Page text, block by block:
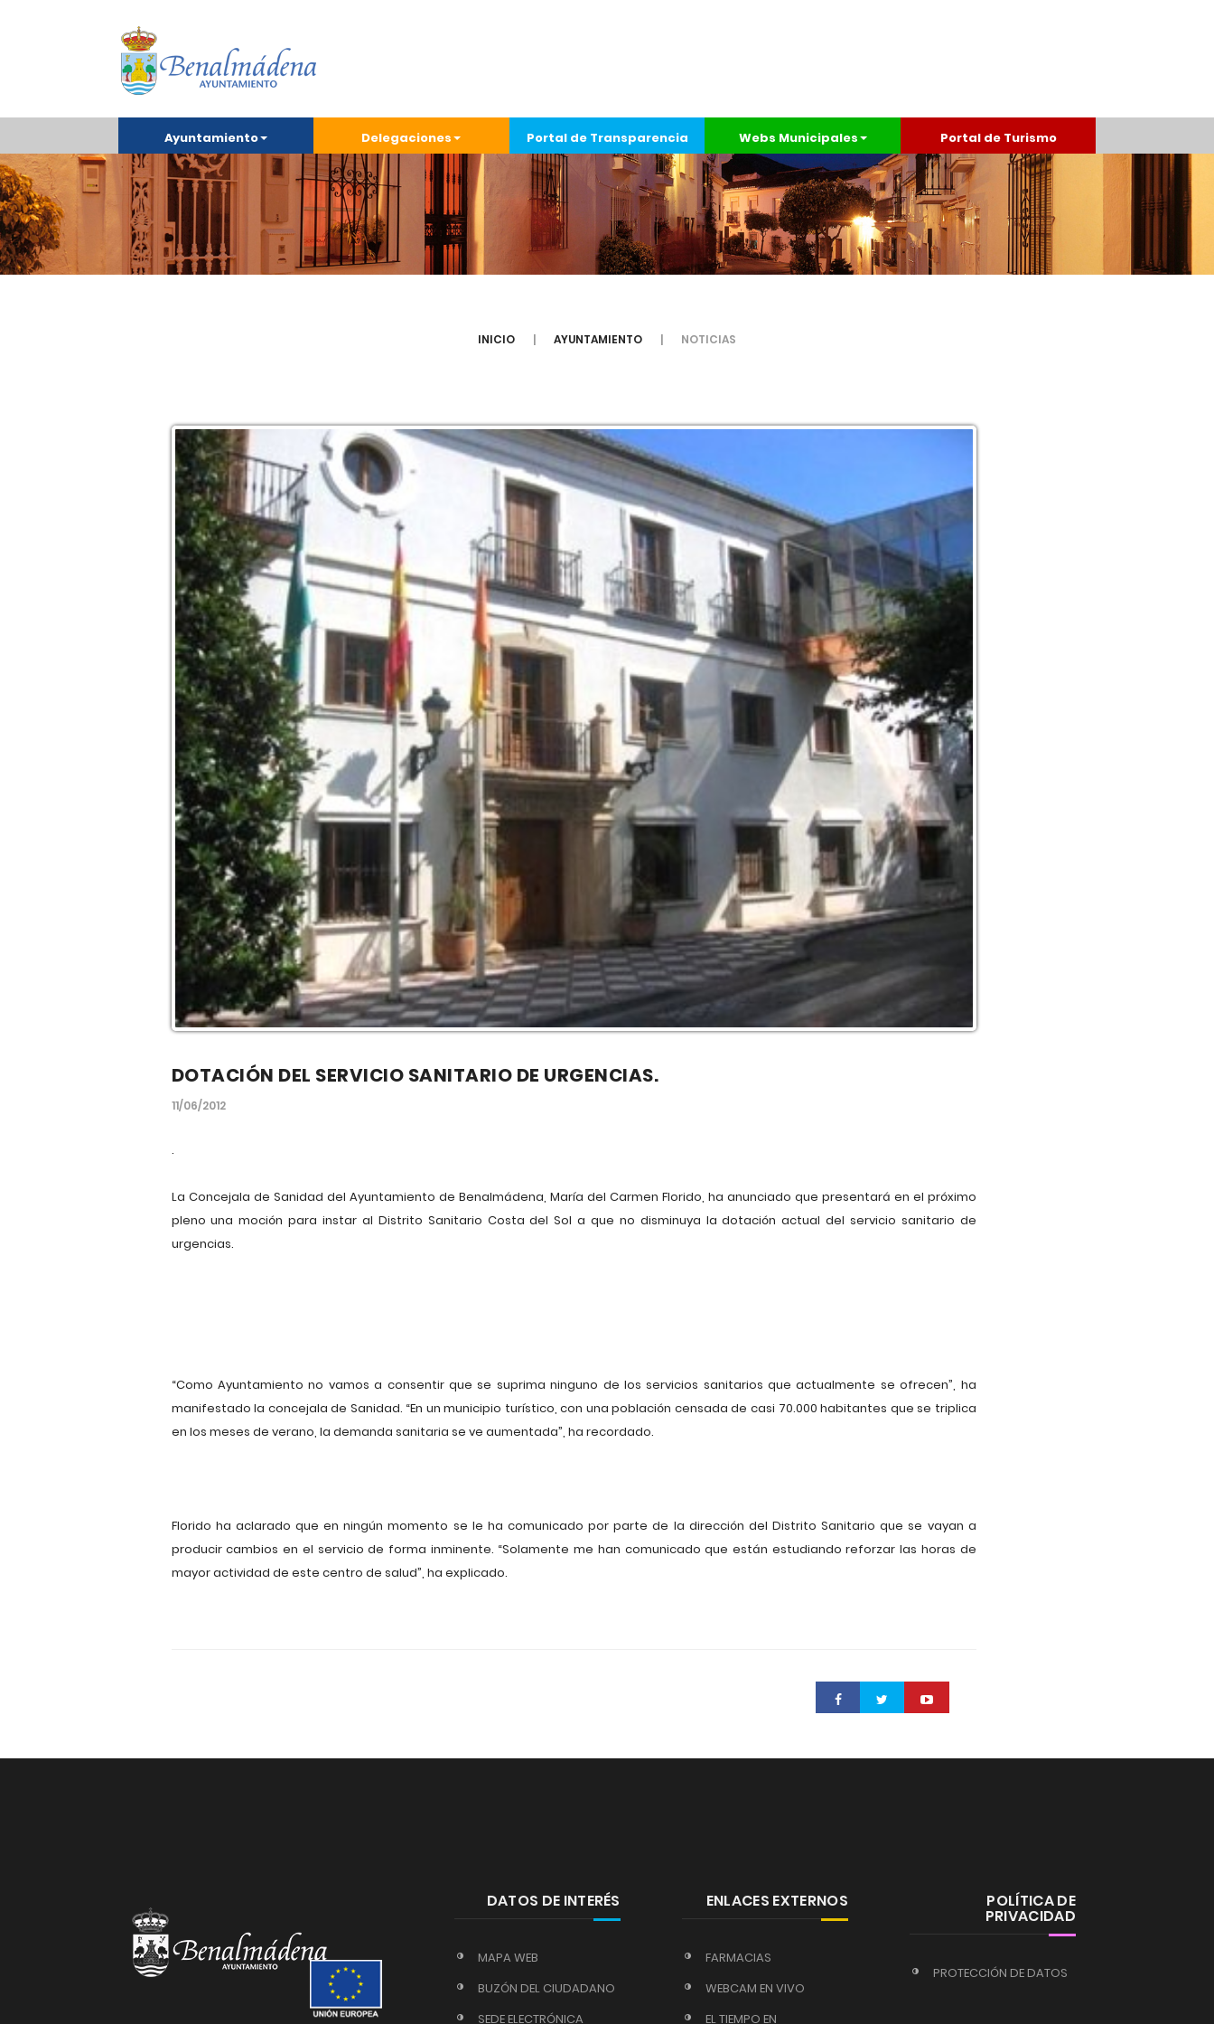
Ayuntamiento Delegaciones Portal de Transparencia Webs Municipales Portal de Turismo
INICIO AYUNTAMIENTO NOTICIAS
DOTACIÓN DEL SERVICIO SANITARIO DE URGENCIAS.
11/06/2012
.
La Concejala de Sanidad del Ayuntamiento de Benalmádena, María del Carmen Florido, ha anunciado que presentará en el próximo
pleno una moción para instar al Distrito Sanitario Costa del Sol a que no disminuya la dotación actual del servicio sanitario de
urgencias.
“Como Ayuntamiento no vamos a consentir que se suprima ninguno de los servicios sanitarios que actualmente se ofrecen”, ha
manifestado la concejala de Sanidad. “En un municipio turístico, con una población censada de casi 70.000 habitantes que se triplica
en los meses de verano, la demanda sanitaria se ve aumentada”, ha recordado.
Florido ha aclarado que en ningún momento se le ha comunicado por parte de la dirección del Distrito Sanitario que se vayan a
producir cambios en el servicio de forma inminente. “Solamente me han comunicado que están estudiando reforzar las horas de
mayor actividad de este centro de salud”, ha explicado.
DATOS DE INTERÉS
MAPA WEB
BUZÓN DEL CIUDADANO
SEDE ELECTRÓNICA
ENLACES EXTERNOS
FARMACIAS
WEBCAM EN VIVO
EL TIEMPO EN
POLÍTICA DE
PRIVACIDAD
PROTECCIÓN DE DATOS